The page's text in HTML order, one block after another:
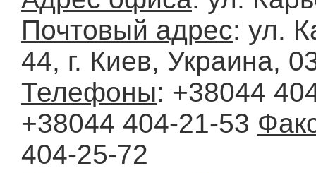
Почтовый адрес: ул.
44, г. Киев, Украина,
Телефоны: +38044
+38044 404-21-53
404-25-72